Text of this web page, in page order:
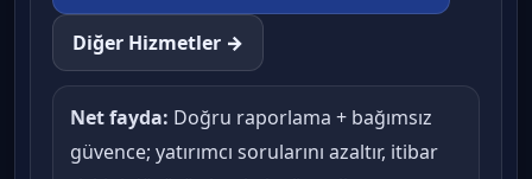
Diğer Hizmetler →
Net fayda: Doğru raporlama + bağımsız
güvence; yatırımcı sorularını azaltır, itibar